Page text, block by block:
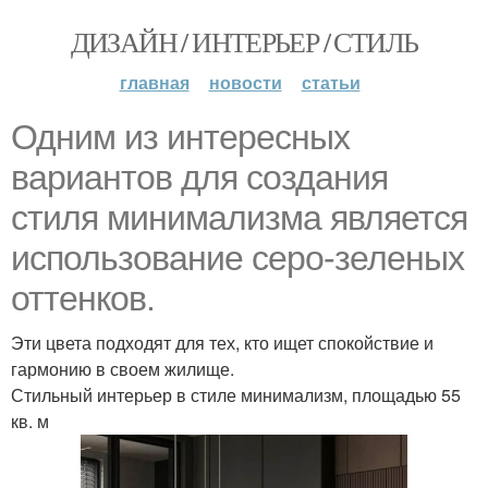
ДИЗАЙН / ИНТЕРЬЕР / СТИЛЬ
главная новости статьи
Одним из интересных
вариантов для создания
стиля минимализма является
использование серо-зеленых
оттенков.
Эти цвета подходят для тех, кто ищет спокойствие и
гармонию в своем жилище.
Стильный интерьер в стиле минимализм, площадью 55
кв. м